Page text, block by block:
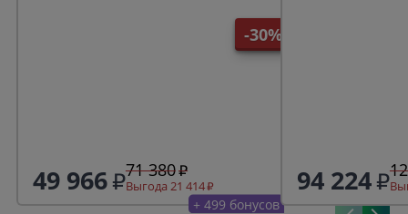
-30%
49 966 71 380
Выгода 21 414
+ 499 бонусов
94 224